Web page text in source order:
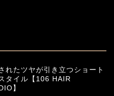
れたツヤが引き立つショート
タイル【106 HAIR
】